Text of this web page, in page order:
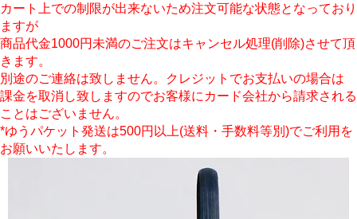
カート上での制限が出来ないため注文可能な状態となっており
ますが
商品代金1000円未満のご注文はキャンセル処理(削除)させて頂
きます。
別途のご連絡は致しません。クレジットでお支払いの場合は
課金を取消し致しますのでお客様にカード会社から請求される
ことはございません。
*ゆうパケット発送は500円以上(送料・手数料等別)でご利用を
お願いいたします。